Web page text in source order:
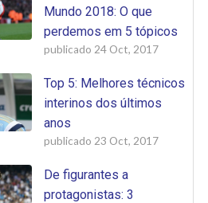
Mundo 2018: O que
perdemos em 5 tópicos
publicado 24 Oct, 2017
Top 5: Melhores técnicos
interinos dos últimos
anos
publicado 23 Oct, 2017
De figurantes a
protagonistas: 3